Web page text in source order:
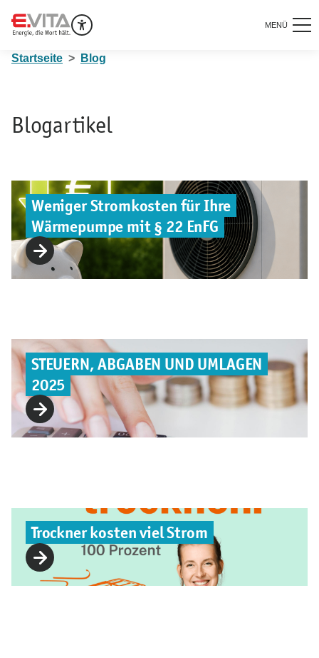
MENÜ
Startseite Blog
Blogartikel
Weniger Stromkosten für Ihre
Wärmepumpe mit § 22 EnFG
STEUERN, ABGABEN UND UMLAGEN
2025
Trockner kosten viel Strom